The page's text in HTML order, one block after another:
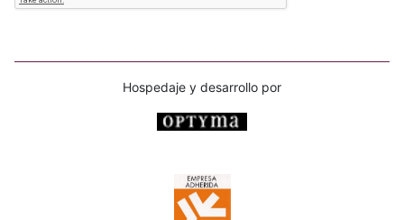
Hospedaje y desarrollo por